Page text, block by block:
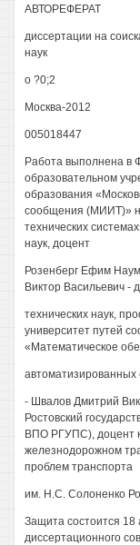
АВТОРЕФЕРАТ
диссертации на
наук
о ?0;2
Москва-2012
005018447
Работа выполнена в
образовательном
образования
сообщения (МИИТ)»
технических
наук, доцент
Розенберг Ефим
Виктор Васильевич -
технических наук,
университет путей
«Математическое
автоматизированных
- Швалов Дмитрий
Ростовский
ВПО РГУПС), доцент
железнодорожном
проблем транспорта
им. Н.С. Солоненко
Защита состоится 18
диссертационного